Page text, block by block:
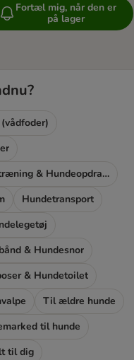
Fortæl mig, når den er
på lager
Hundetræning & Hundeopdragelse
Hundetransport
& Hundesnor
& Hundetoilet
Til ældre hunde
til hunde
til dig